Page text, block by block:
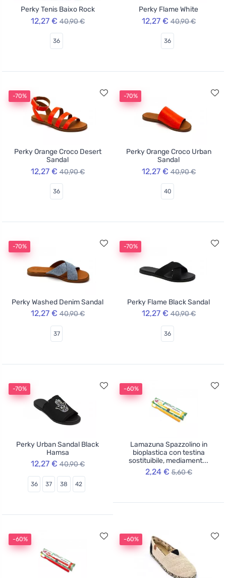
Perky Tenis Baixo Rock
12,27 € 40,90 €
36
Perky Flame White
12,27 € 40,90 €
36
-70%
Perky Orange Croco Desert
Sandal
12,27 € 40,90 €
36
-70%
Perky Orange Croco Urban
Sandal
12,27 € 40,90 €
40
-70%
Perky Washed Denim Sandal
12,27 € 40,90 €
37
-70%
Perky Flame Black Sandal
12,27 € 40,90 €
36
-70%
Perky Urban Sandal Black
Hamsa
12,27 € 40,90 €
36 37 38 42
-60%
Lamazuna Spazzolino in
bioplastica con testina
sostituibile, mediament...
2,24 € 5,60 €
-60% -60%